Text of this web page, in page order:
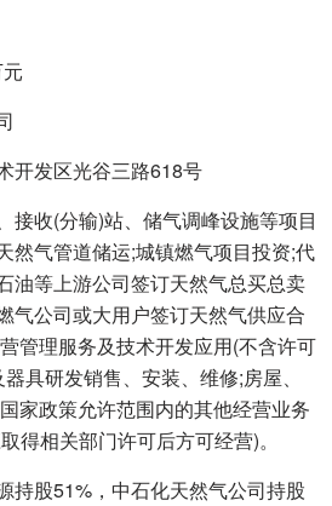
开发区光谷三路618号
接收(分输)站、储气调峰设施等项目
然气管道储运;城镇燃气项目投资;代
油等上游公司签订天然气总买总卖
气公司或大用户签订天然气供应合
管理服务及技术开发应用(不含许可
具研发销售、安装、维修;房屋、
家政策允许范围内的其他经营业务
得相关部门许可后方可经营)。
持股51%，中石化天然气公司持股